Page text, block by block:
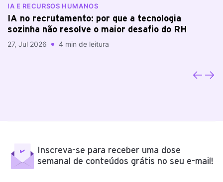
IA E RECURSOS HUMANOS
IA no recrutamento: por que a tecnologia
sozinha não resolve o maior desafio do RH
27, Jul 2026 4 min de leitura
Inscreva-se para receber uma dose
semanal de conteúdos grátis no seu e-mail!